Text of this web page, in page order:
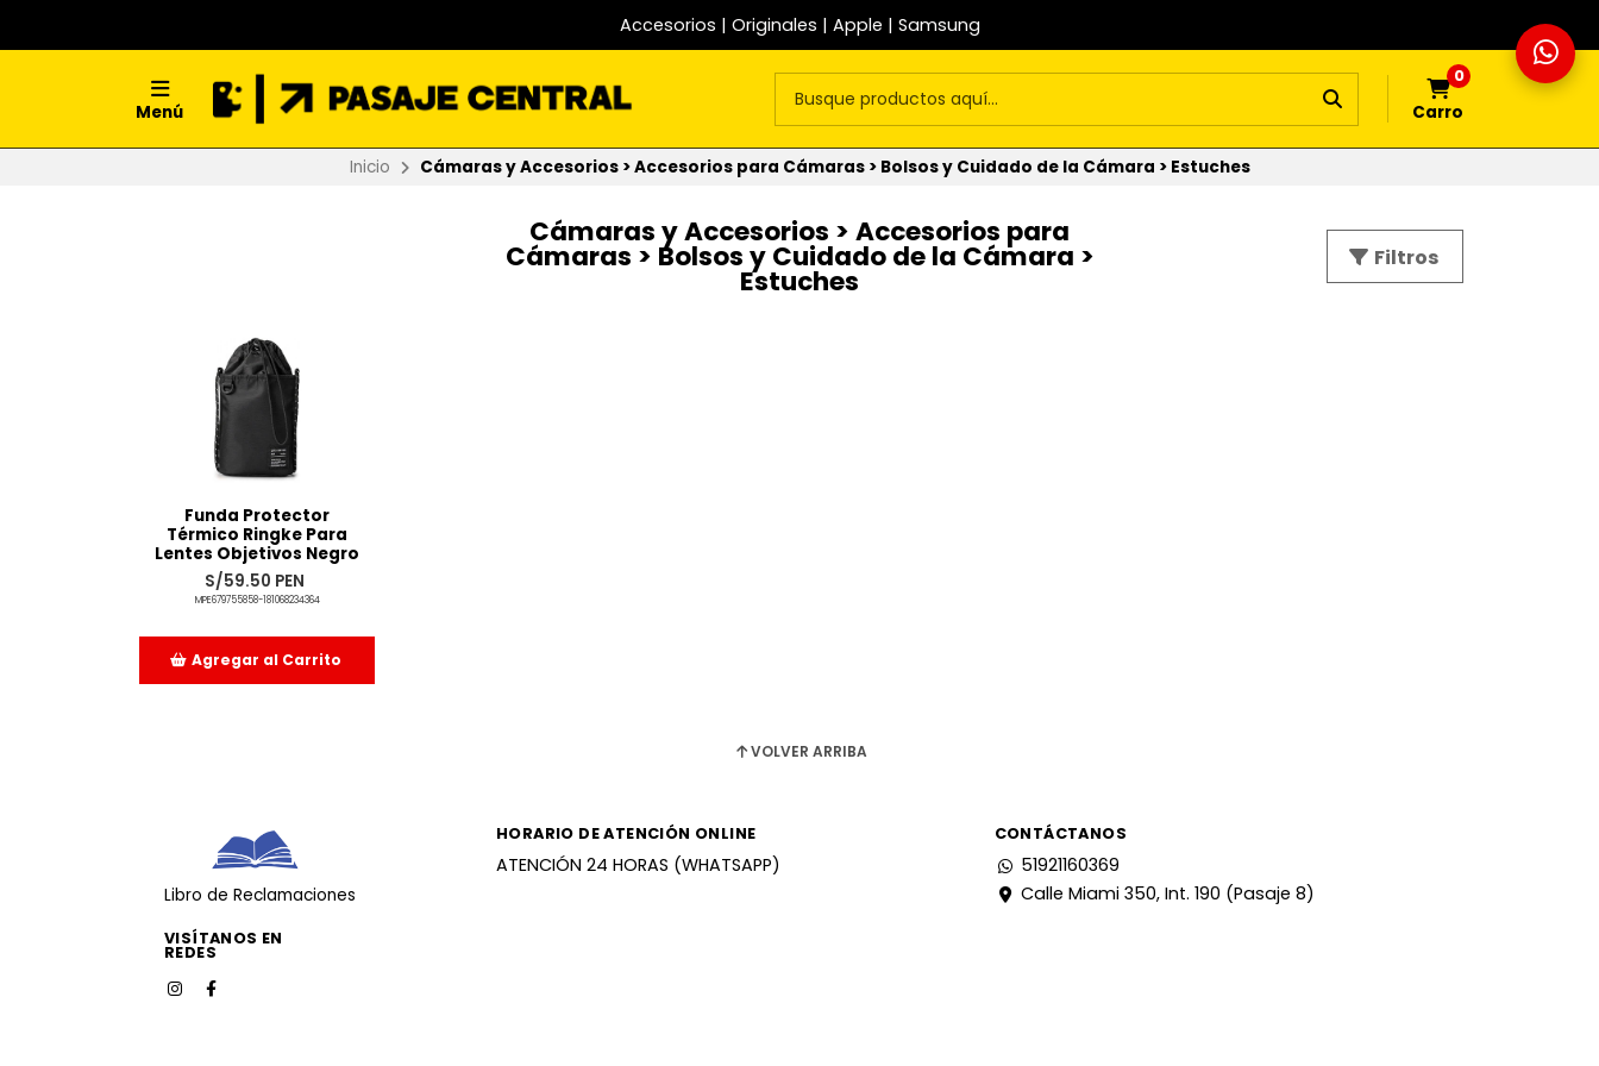
Accesorios | Originales | Apple | Samsung
Menú
0
Carro
Inicio Cámaras y Accesorios > Accesorios para Cámaras > Bolsos y Cuidado de la Cámara > Estuches
Cámaras y Accesorios > Accesorios para
Cámaras > Bolsos y Cuidado de la Cámara >
Estuches
Filtros
Funda Protector
Térmico Ringke Para
Lentes Objetivos Negro
S/59.50 PEN
MPE679755858-181068234364
Agregar al Carrito
VOLVER ARRIBA
Libro de Reclamaciones
VISÍTANOS EN
REDES
HORARIO DE ATENCIÓN ONLINE
ATENCIÓN 24 HORAS (WHATSAPP)
CONTÁCTANOS
51921160369
Calle Miami 350, Int. 190 (Pasaje 8)